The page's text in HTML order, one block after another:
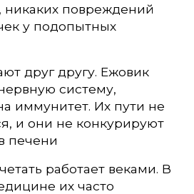
никаких повреждений
у подопытных
друг другу. Ежовик
систему,
иммунитет. Их пути не
и они не конкурируют
печени
работает веками. В
их часто